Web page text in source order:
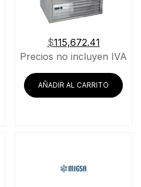
$115,672.41
Precios no incluyen IVA
AÑADIR AL CARRITO